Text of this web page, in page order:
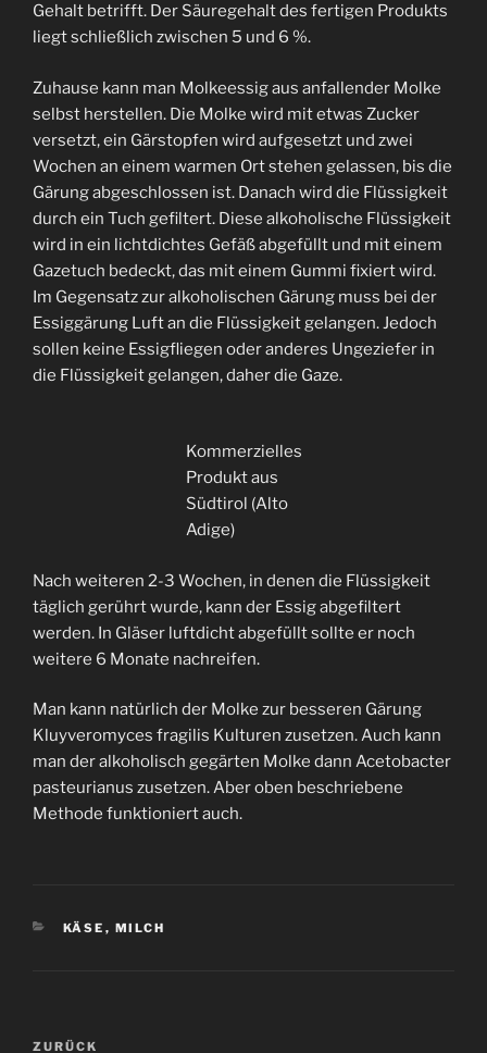
Gehalt betrifft. Der Säuregehalt des fertigen Produkts
liegt schließlich zwischen 5 und 6 %.
Zuhause kann man Molkeessig aus anfallender Molke
selbst herstellen. Die Molke wird mit etwas Zucker
versetzt, ein Gärstopfen wird aufgesetzt und zwei
Wochen an einem warmen Ort stehen gelassen, bis die
Gärung abgeschlossen ist. Danach wird die Flüssigkeit
durch ein Tuch gefiltert. Diese alkoholische Flüssigkeit
wird in ein lichtdichtes Gefäß abgefüllt und mit einem
Gazetuch bedeckt, das mit einem Gummi fixiert wird.
Im Gegensatz zur alkoholischen Gärung muss bei der
Essiggärung Luft an die Flüssigkeit gelangen. Jedoch
sollen keine Essigfliegen oder anderes Ungeziefer in
die Flüssigkeit gelangen, daher die Gaze.
Kommerzielles
Produkt aus
Südtirol (Alto
Adige)
Nach weiteren 2-3 Wochen, in denen die Flüssigkeit
täglich gerührt wurde, kann der Essig abgefiltert
werden. In Gläser luftdicht abgefüllt sollte er noch
weitere 6 Monate nachreifen.
Man kann natürlich der Molke zur besseren Gärung
Kluyveromyces fragilis Kulturen zusetzen. Auch kann
man der alkoholisch gegärten Molke dann Acetobacter
pasteurianus zusetzen. Aber oben beschriebene
Methode funktioniert auch.
KATEGORIEN
KÄSE , MILCH
Beitragsnavigation
Vorheriger
ZURÜCK